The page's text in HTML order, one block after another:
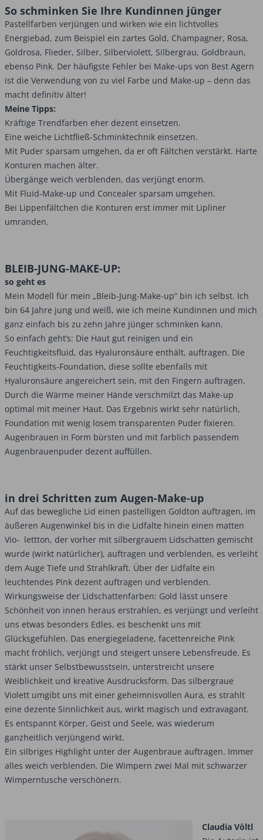
So schminken Sie Ihre ­Kundinnen jünger
Pastellfarben verjüngen und wirken wie ein lichtvolles
Energiebad, zum Beispiel ein zartes Gold, Champagner, Rosa,
Goldrosa, Flieder, Silber, Silberviolett, Silbergrau, Goldbraun,
ebenso Pink. Der häufigste Fehler bei Make-ups von Best Agern
ist die Verwendung von zu viel Farbe und Make-up – denn das
macht definitiv älter!
Meine Tipps:
Kräftige Trendfarben eher dezent einsetzen.
Eine weiche Lichtfließ-Schminktechnik einsetzen.
Mit Puder sparsam umgehen, da er oft Fältchen verstärkt. Harte
Konturen machen älter.
Übergänge weich verblenden, das verjüngt enorm.
Mit Fluid-Make-up und Concealer sparsam umgehen.
Bei Lippenfältchen die Konturen erst immer mit Lipliner
umranden.
BLEIB-JUNG-MAKE-UP:
so geht es
Mein Modell für mein „Bleib-Jung-Make-up“ bin ich selbst. Ich
bin 64 Jahre jung und weiß, wie ich meine Kundinnen und mich
ganz einfach bis zu zehn Jahre jünger schminken kann.
So einfach geht’s: Die Haut gut reinigen und ein
Feuchtigkeitsfluid, das Hyaluronsäure enthält, auftragen. Die
Feuchtigkeits-Foundation, diese sollte ebenfalls mit
Hyaluronsäure angereichert sein, mit den Fingern auftragen.
Durch die Wärme meiner Hände verschmilzt das Make-up
optimal mit meiner Haut. Das Ergebnis wirkt sehr natürlich,
Foundation mit wenig losem transparenten Puder fixieren.
Augenbrauen in Form bürsten und mit farblich passendem
Augenbrauenpuder dezent auffüllen.
in drei Schritten zum Augen-Make-up
Auf das bewegliche Lid einen pastelligen Goldton auftragen, im
äußeren Augenwinkel bis in die Lidfalte hinein einen matten
Vio- lettton, der vorher mit silbergrauem Lidschatten gemischt
wurde (wirkt natürlicher), auftragen und verblenden, es verleiht
dem Auge Tiefe und Strahlkraft. Über der Lidfalte ein
leuchtendes Pink dezent auftragen und verblenden.
Wirkungsweise der Lidschattenfarben: Gold lässt unsere
Schönheit von innen heraus erstrahlen, es verjüngt und verleiht
uns etwas besonders Edles, es beschenkt uns mit
Glücksgefühlen. Das energiegeladene, facettenreiche Pink
macht fröhlich, verjüngt und steigert unsere Lebensfreude. Es
stärkt unser Selbstbewusstsein, unterstreicht unsere
Weiblichkeit und kreative Ausdrucksform. Das silbergraue
Violett umgibt uns mit einer geheimnisvollen Aura, es strahlt
eine dezente Sinnlichkeit aus, wirkt magisch und extravagant.
Es entspannt Körper, Geist und Seele, was wiederum
ganzheitlich verjüngend wirkt.
Ein silbriges Highlight unter der Augenbraue auftragen. Immer
alles weich verblenden. Die Wimpern zwei Mal mit schwarzer
Wimperntusche verschönern.
Claudia Völtl